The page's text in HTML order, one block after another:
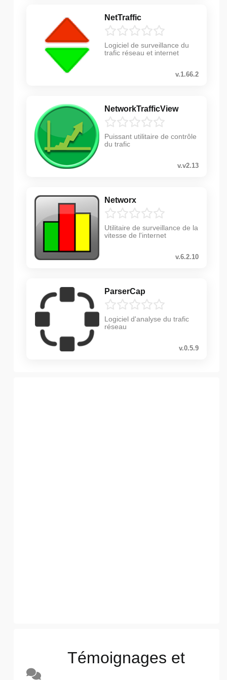
NetTraffic
Logiciel de surveillance du
trafic réseau et internet
v.1.66.2
NetworkTrafficView
Puissant utilitaire de contrôle
du trafic
v.v2.13
Networx
Utilitaire de surveillance de la
vitesse de l'internet
v.6.2.10
ParserCap
Logiciel d'analyse du trafic
réseau
v.0.5.9
Témoignages et